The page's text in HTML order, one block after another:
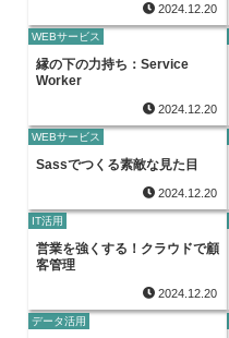
2024.12.20
WEBサービス
縁の下の力持ち：Service
Worker
2024.12.20
WEBサービス
Sassでつくる素敵な見た目
2024.12.20
IT活用
営業を強くする！クラウドで顧
客管理
2024.12.20
データ活用